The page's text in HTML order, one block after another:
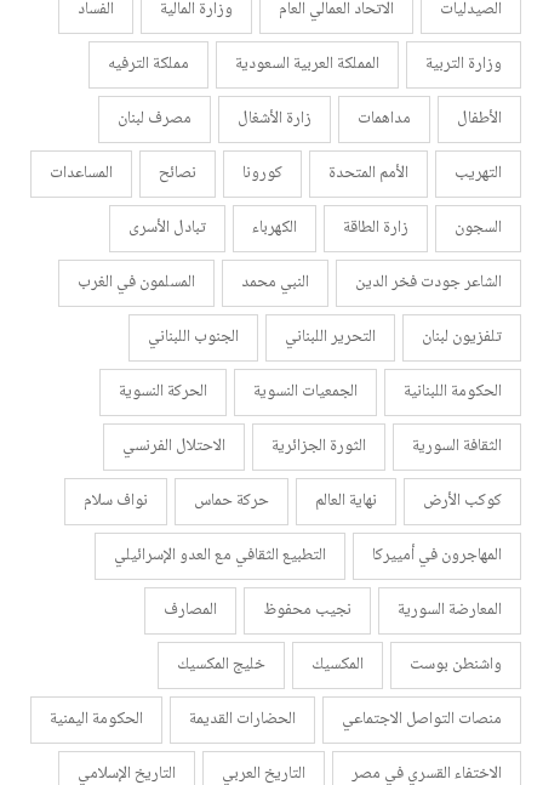
الصيدليات الاتحاد العمالي العام وزارة المالية
الفساد
وزارة التربية
المملكة العربية السعودية
مملكة الترفيه
الأطفال
مداهمات زارة الأشغال
مصرف لبنان
التهريب
الأمم المتحدة كورونا نصائح
المساعدات
السجون
زارة الطاقة الكهرباء
تبادل الأسرى
الشاعر جودت فخر الدين
النبي محمد
المسلمون في الغرب
تلفزيون لبنان
التحرير اللبناني
الجنوب اللبناني
الحكومة اللبنانية
الجمعيات النسوية
الحركة النسوية
الثقافة السورية
الثورة الجزائرية
الاحتلال الفرنسي
كوكب الأرض
نهاية العالم حركة حماس
نواف سلام
المهاجرون في أمييركا
التطبيع الثقافي مع العدو الإسرائيلي
المعارضة السورية
نجيب محفوظ
المصارف
واشنطن بوست
المكسيك
خليج المكسيك
منصات التواصل الاجتماعي
الحضارات القديمة
الحكومة اليمنية
الاختفاء القسري في مصر
التاريخ العربي
التاريخ الإسلامي